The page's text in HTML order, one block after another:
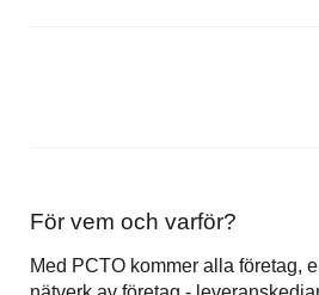
För vem och varför?
Med PCTO kommer alla företag,